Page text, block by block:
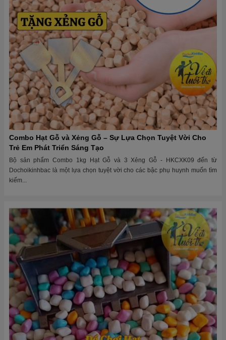
Combo Hạt Gỗ và Xẻng Gỗ – Sự Lựa Chọn Tuyệt Vời Cho
Trẻ Em Phát Triển Sáng Tạo
Bộ sản phẩm Combo 1kg Hạt Gỗ và 3 Xẻng Gỗ - HKCXK09 đến từ
Dochoikinhbac là một lựa chọn tuyệt vời cho các bậc phụ huynh muốn tìm
kiếm...